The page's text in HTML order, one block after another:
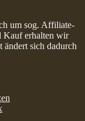
um sog. Affiliate-
Kauf erhalten wir
sich dadurch